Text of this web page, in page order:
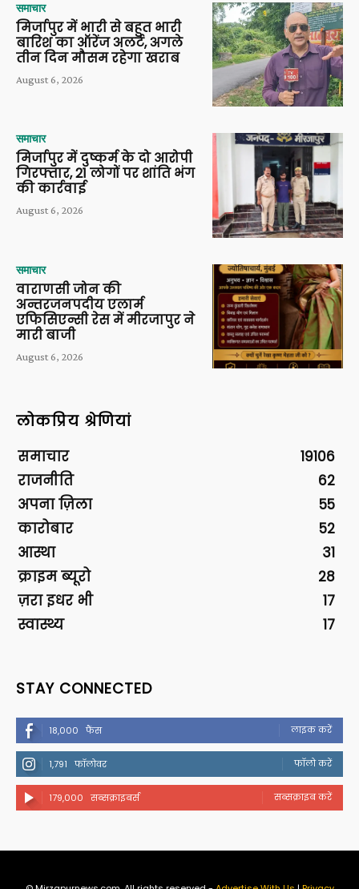
समाचार
मिर्जापुर में भारी से बहुत भारी
बारिश का ऑरेंज अलर्ट, अगले
तीन दिन मौसम रहेगा खराब
August 6, 2026
समाचार
मिर्जापुर में दुष्कर्म के दो आरोपी
गिरफ्तार, 21 लोगों पर शांति भंग
की कार्रवाई
August 6, 2026
समाचार
वाराणसी जोन की
अन्तरजनपदीय एलार्म
एफिसिएन्सी रेस में मीरजापुर ने
मारी बाजी
August 6, 2026
लोकप्रिय श्रेणियां
समाचार
19106
राजनीति
62
अपना ज़िला
55
कारोबार
52
आस्था
31
क्राइम ब्यूरो
28
ज़रा इधर भी
17
स्वास्थ्य
17
STAY CONNECTED
18,000 फैंस लाइक करें
1,791 फॉलोवर फॉलो करें
179,000 सब्सक्राइबर्स सब्सक्राइब करें